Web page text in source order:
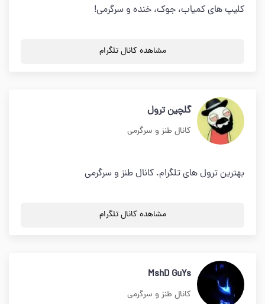
کلیپ های کمیاب، جوک، خنده و سرگرمی!
مشاهده کانال تلگرام
گلچین ترول
کانال طنز و سرگرمی
بهترین ترول های تلگرام. کانال طنز و سرگرمی
مشاهده کانال تلگرام
MshD GuYs
کانال طنز و سرگرمی